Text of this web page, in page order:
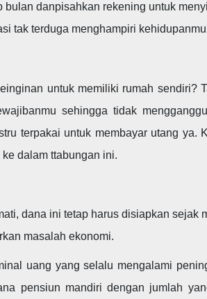
bulan danpisahkan rekening untuk
tak terduga menghampiri
untuk memiliki rumah sendiri?
sehingga tidak
terpakai untuk membayar utang ya.
dalam ttabungan ini.
dana ini tetap harus disiapkan sejak
masalah ekonomi.
uang yang selalu mengalami
pensiun mandiri dengan jumlah